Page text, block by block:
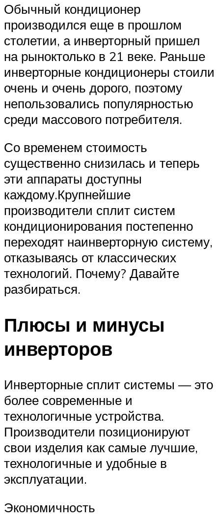
Обычный кондиционер
производился еще в прошлом
столетии, а инверторный пришел
на рыноктолько в 21 веке. Раньше
инверторные кондиционеры стоили
очень и очень дорого, поэтому
непользовались популярностью
среди массового потребителя.
Со временем стоимость
существенно снизилась и теперь
эти аппараты доступны
каждому.Крупнейшие
производители сплит систем
кондиционирования постепенно
переходят наинверторную систему,
отказываясь от классических
технологий. Почему? Давайте
разбираться.
Плюсы и минусы
инверторов
Инверторные сплит системы — это
более современные и
технологичные устройства.
Производители позиционируют
свои изделия как самые лучшие,
технологичные и удобные в
эксплуатации.
Экономичность